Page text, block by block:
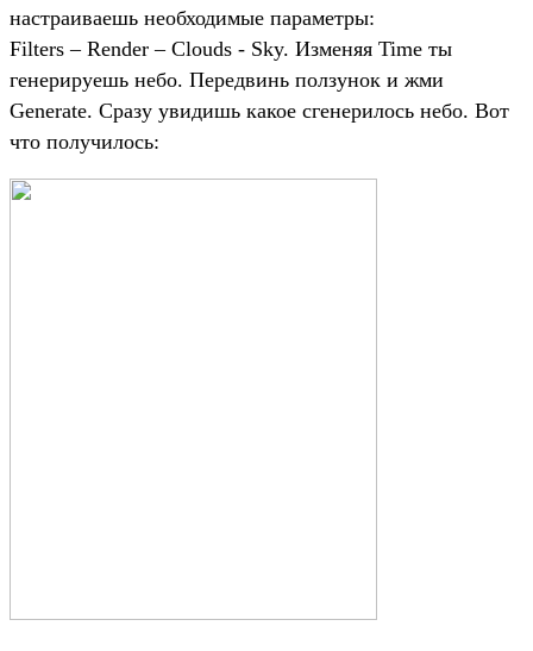
настраиваешь необходимые параметры:
Filters – Render – Clouds - Sky. Изменяя Time ты
генерируешь небо. Передвинь ползунок и жми
Generate. Сразу увидишь какое сгенерилось небо. Вот
что получилось: